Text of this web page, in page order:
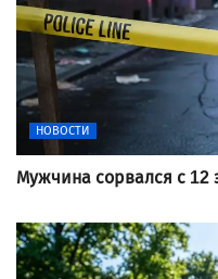
НОВОСТИ
Мужчина сорвался с 12